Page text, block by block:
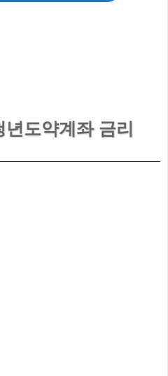
도약계좌 금리